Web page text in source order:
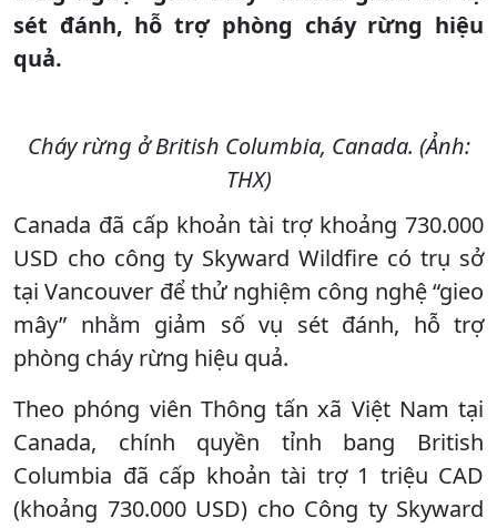
sét đánh, hỗ trợ phòng cháy rừng hiệu
quả.
Cháy rừng ở British Columbia, Canada. (Ảnh:
THX)
Canada đã cấp khoản tài trợ khoảng 730.000
USD cho công ty Skyward Wildfire có trụ sở
tại Vancouver để thử nghiệm công nghệ “gieo
mây” nhằm giảm số vụ sét đánh, hỗ trợ
phòng cháy rừng hiệu quả.
Theo phóng viên Thông tấn xã Việt Nam tại
Canada, chính quyền tỉnh bang British
Columbia đã cấp khoản tài trợ 1 triệu CAD
(khoảng 730.000 USD) cho Công ty Skyward